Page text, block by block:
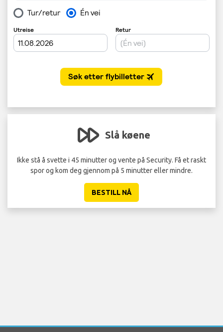
Slå køene
Ikke stå å svette i 45 minutter og vente på Security. Få et raskt
spor og kom deg gjennom på 5 minutter eller mindre.
BESTILL NÅ